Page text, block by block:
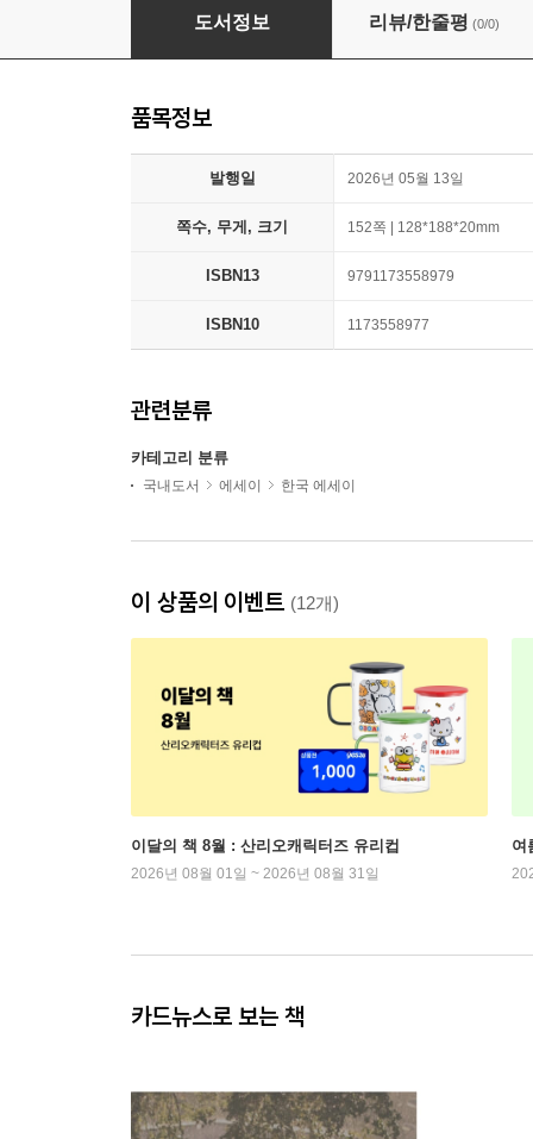
말끝을 스치는 서정의 기록
도서정보 리뷰/한줄평 (0/0)
품목정보
발행일 2026년 05월 13일
쪽수, 무게, 크기 152쪽 | 128*188*20mm
ISBN13 9791173558979
ISBN10 1173558977
관련분류
카테고리 분류
국내도서 에세이 한국 에세이
이 상품의 이벤트 (12개)
이달의 책 8월 : 산리오캐릭터즈 유리컵
2026년 08월 01일 ~ 2026년 08월 31일
여
카드뉴스로 보는 책